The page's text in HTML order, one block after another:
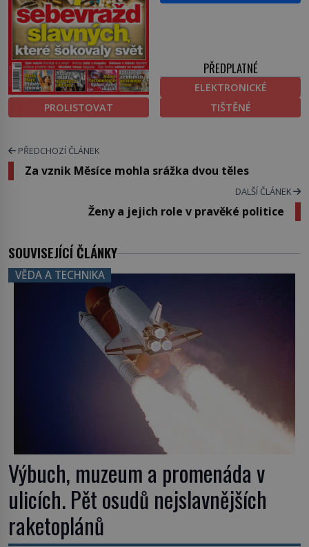
PROLISTOVAT
PŘEDPLATNÉ
ELEKTRONICKÉ
TIŠTĚNÉ
PŘEDCHOZÍ ČLÁNEK
Za vznik Měsíce mohla srážka dvou těles
DALŠÍ ČLÁNEK
Ženy a jejich role v pravěké politice
SOUVISEJÍCÍ ČLÁNKY
VĚDA A TECHNIKA
Výbuch, muzeum a promenáda v
ulicích. Pět osudů nejslavnějších
raketoplánů